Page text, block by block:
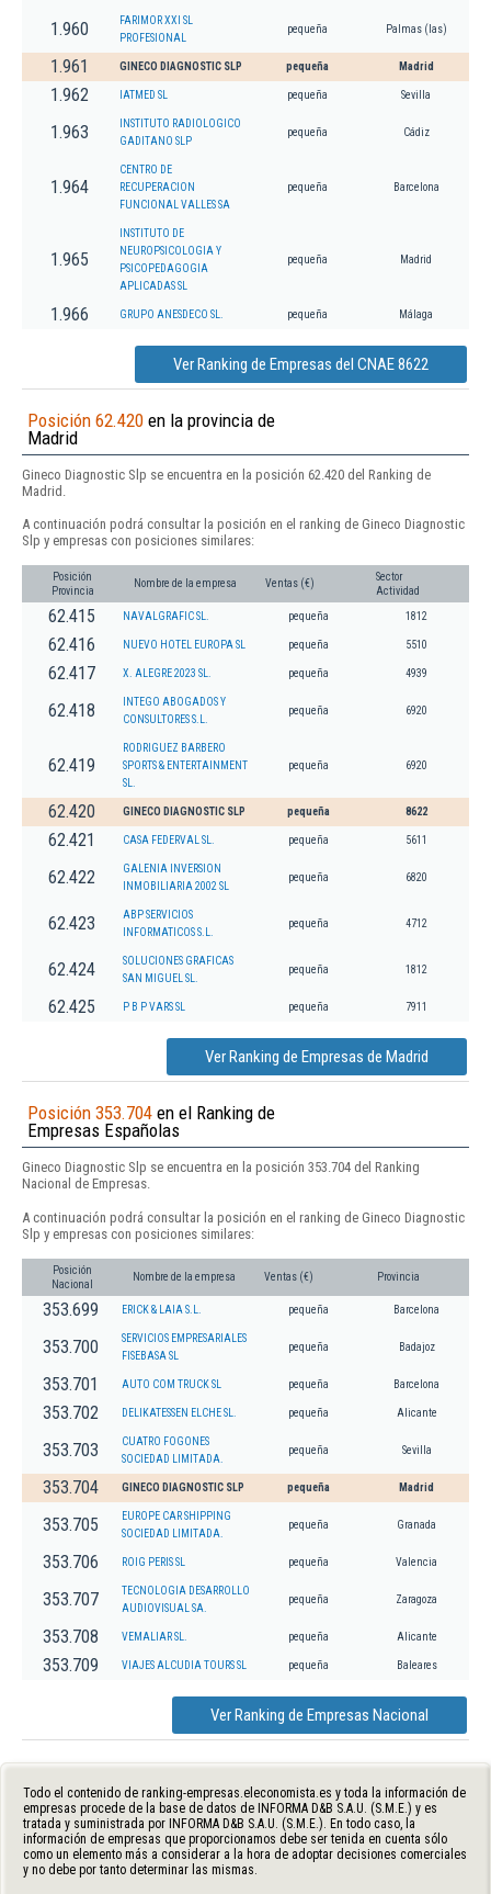
1.960
FARIMOR XXI SL
PROFESIONAL
pequeña Palmas (las)
1.961 GINECO DIAGNOSTIC SLP pequeña Madrid
1.962 IATMED SL pequeña Sevilla
1.963
INSTITUTO RADIOLOGICO
GADITANO SLP
pequeña Cádiz
1.964
CENTRO DE
RECUPERACION
FUNCIONAL VALLES SA
pequeña Barcelona
1.965
INSTITUTO DE
NEUROPSICOLOGIA Y
PSICOPEDAGOGIA
APLICADAS SL
pequeña Madrid
1.966 GRUPO ANESDECO SL. pequeña Málaga
Ver Ranking de Empresas del CNAE 8622
Posición 62.420 en la provincia de
Madrid
Gineco Diagnostic Slp se encuentra en la posición 62.420 del Ranking de
Madrid.
A continuación podrá consultar la posición en el ranking de Gineco Diagnostic
Slp y empresas con posiciones similares:
Posición
Provincia
Nombre de la empresa Ventas (€)
Sector
Actividad
62.415 NAVALGRAFIC SL. pequeña 1812
62.416 NUEVO HOTEL EUROPA SL pequeña 5510
62.417 X. ALEGRE 2023 SL. pequeña 4939
62.418
INTEGO ABOGADOS Y
CONSULTORES S.L.
pequeña 6920
62.419
RODRIGUEZ BARBERO
SPORTS & ENTERTAINMENT
SL.
pequeña 6920
62.420 GINECO DIAGNOSTIC SLP pequeña 8622
62.421 CASA FEDERVAL SL. pequeña 5611
62.422
GALENIA INVERSION
INMOBILIARIA 2002 SL
pequeña 6820
62.423
ABP SERVICIOS
INFORMATICOS S.L.
pequeña 4712
62.424
SOLUCIONES GRAFICAS
SAN MIGUEL SL.
pequeña 1812
62.425 P B P VARS SL pequeña 7911
Ver Ranking de Empresas de Madrid
Posición 353.704 en el Ranking de
Empresas Españolas
Gineco Diagnostic Slp se encuentra en la posición 353.704 del Ranking
Nacional de Empresas.
A continuación podrá consultar la posición en el ranking de Gineco Diagnostic
Slp y empresas con posiciones similares:
Posición
Nacional
Nombre de la empresa Ventas (€) Provincia
353.699 ERICK & LAIA S.L. pequeña Barcelona
353.700
SERVICIOS EMPRESARIALES
FISEBASA SL
pequeña Badajoz
353.701 AUTO COM TRUCK SL pequeña Barcelona
353.702 DELIKATESSEN ELCHE SL. pequeña Alicante
353.703
CUATRO FOGONES
SOCIEDAD LIMITADA.
pequeña Sevilla
353.704 GINECO DIAGNOSTIC SLP pequeña Madrid
353.705
EUROPE CAR SHIPPING
SOCIEDAD LIMITADA.
pequeña Granada
353.706 ROIG PERIS SL pequeña Valencia
353.707
TECNOLOGIA DESARROLLO
AUDIOVISUAL SA.
pequeña Zaragoza
353.708 VEMALIAR SL. pequeña Alicante
353.709 VIAJES ALCUDIA TOURS SL pequeña Baleares
Ver Ranking de Empresas Nacional
Todo el contenido de ranking-empresas.eleconomista.es y toda la información de
empresas procede de la base de datos de INFORMA D&B S.A.U. (S.M.E.) y es
tratada y suministrada por INFORMA D&B S.A.U. (S.M.E.). En todo caso, la
información de empresas que proporcionamos debe ser tenida en cuenta sólo
como un elemento más a considerar a la hora de adoptar decisiones comerciales
y no debe por tanto determinar las mismas.